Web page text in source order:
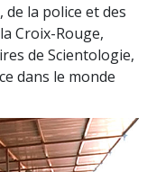
la police et des
Croix-Rouge,
de Scientologie,
dans le monde